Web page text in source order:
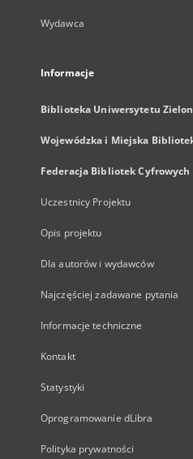
Wydawca
Informacje
Biblioteka Uniwersytetu
Wojewódzka i Miejska
Federacja Bibliotek Cyfrowych
Uczestnicy Projektu
Opis projektu
Dla autorów i wydawców
Najczęściej zadawane pytania
Informacje techniczne
Kontakt
Statystyki
Oprogramowanie dLibra
Polityka prywatności